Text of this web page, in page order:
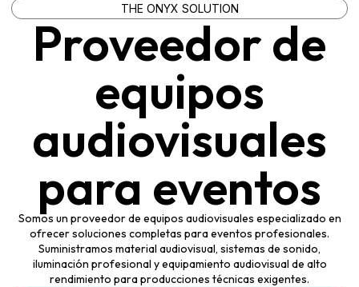
THE ONYX SOLUTION
Proveedor de
equipos
audiovisuales
para eventos
Somos un proveedor de equipos audiovisuales especializado en
ofrecer soluciones completas para eventos profesionales.
Suministramos material audiovisual, sistemas de sonido,
iluminación profesional y equipamiento audiovisual de alto
rendimiento para producciones técnicas exigentes.